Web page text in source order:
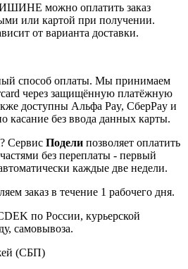
можно оплатить заказ
или картой при получении.
от варианта доставки.
способ оплаты. Мы принимаем
через защищённую платёжную
доступны Альфа Pay, СберPay и
касание без ввода данных карты.
Сервис Подели позволяет оплатить
без переплаты - первый
каждые две недели.
заказ в течение 1 рабочего дня.
по России, курьерской
самовывоза.
(СБП)